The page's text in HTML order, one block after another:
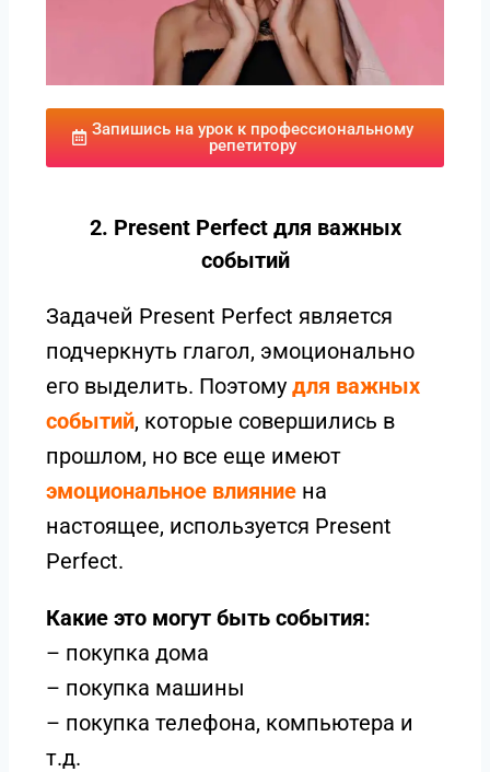
Запишись на урок к профессиональному
репетитору
2. Present Perfect для важных
событий
Задачей Present Perfect является
подчеркнуть глагол, эмоционально
его выделить. Поэтому для важных
событий, которые совершились в
прошлом, но все еще имеют
эмоциональное влияние на
настоящее, используется Present
Perfect.
Какие это могут быть события:
– покупка дома
– покупка машины
– покупка телефона, компьютера и
т.д.